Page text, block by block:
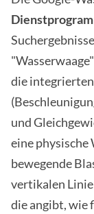
die integrierten
und
eine physische
bewegende
vertikalen Linie
die angibt, wie